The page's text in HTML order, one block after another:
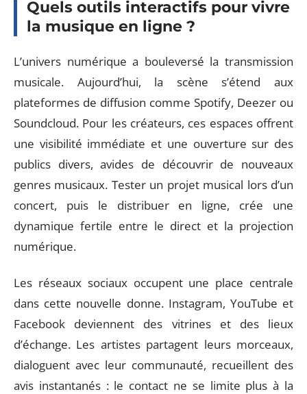
Quels outils interactifs pour vivre
la musique en ligne ?
L’univers numérique a bouleversé la transmission
musicale. Aujourd’hui, la scène s’étend aux
plateformes de diffusion comme Spotify, Deezer ou
Soundcloud. Pour les créateurs, ces espaces offrent
une visibilité immédiate et une ouverture sur des
publics divers, avides de découvrir de nouveaux
genres musicaux. Tester un projet musical lors d’un
concert, puis le distribuer en ligne, crée une
dynamique fertile entre le direct et la projection
numérique.
Les réseaux sociaux occupent une place centrale
dans cette nouvelle donne. Instagram, YouTube et
Facebook deviennent des vitrines et des lieux
d’échange. Les artistes partagent leurs morceaux,
dialoguent avec leur communauté, recueillent des
avis instantanés : le contact ne se limite plus à la